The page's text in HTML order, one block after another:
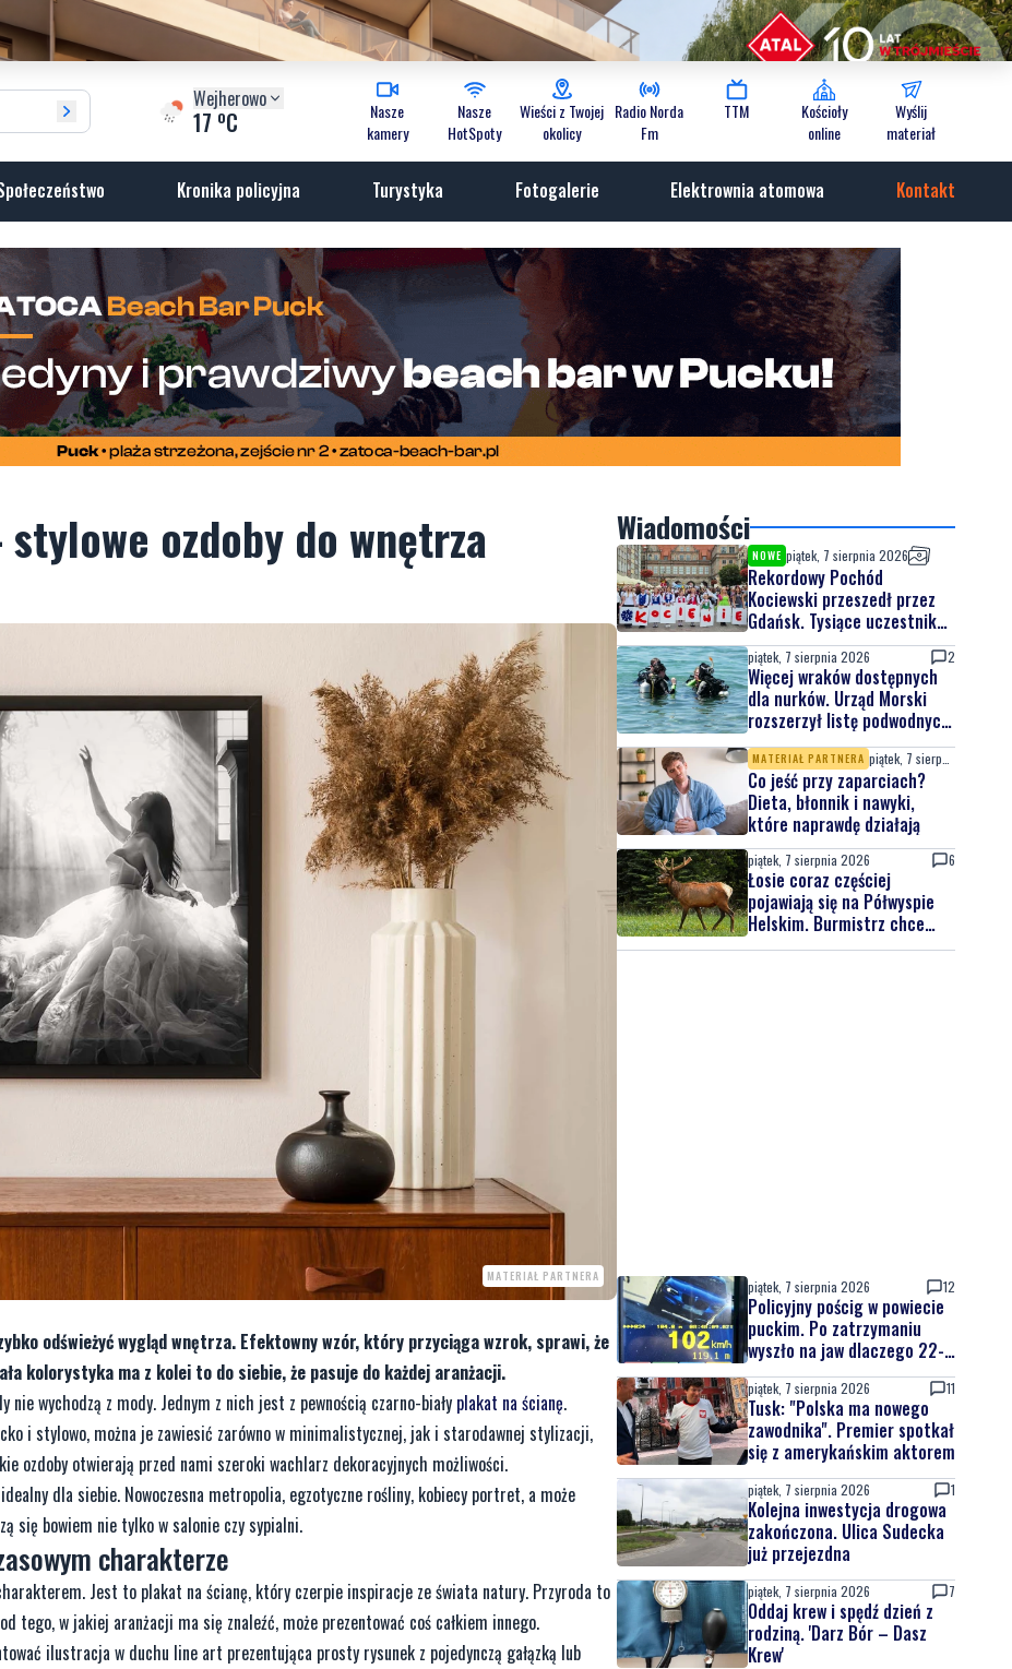
Wejherowo
17 oC
Nasze
kamery
Nasze
HotSpoty
Wieści z Twojej
okolicy
Radio Norda
Fm
TTM
Kościoły
online
Wyślij
materiał
Kronika policyjna Turystyka Fotogalerie Elektrownia atomowa Kontakt
ozdoby do wnętrza
MATERIAŁ PARTNERA
odświeżyć wygląd wnętrza. Efektowny wzór, który przyciąga wzrok, sprawi, że
kolorystyka ma z kolei to do siebie, że pasuje do każdej aranżacji.
wychodzą z mody. Jednym z nich jest z pewnością czarno-biały plakat na ścianę.
i stylowo, można je zawiesić zarówno w minimalistycznej, jak i starodawnej stylizacji,
ozdoby otwierają przed nami szeroki wachlarz dekoracyjnych możliwości.
dla siebie. Nowoczesna metropolia, egzotyczne rośliny, kobiecy portret, a może
się bowiem nie tylko w salonie czy sypialni.
charakterze
Jest to plakat na ścianę, który czerpie inspiracje ze świata natury. Przyroda to
tego, w jakiej aranżacji ma się znaleźć, może prezentować coś całkiem innego.
ilustracja w duchu line art prezentująca prosty rysunek z pojedynczą gałązką lub
Wiadomości
NOWE piątek, 7 sierpnia 2026
Rekordowy Pochód
Kociewski przeszedł przez
Gdańsk. Tysiące uczestników
na jubileuszowej edycji
piątek, 7 sierpnia 2026 2
Więcej wraków dostępnych
dla nurków. Urząd Morski
rozszerzył listę podwodnych
atrakcji
MATERIAŁ PARTNERA
Co jeść przy zaparciach?
Dieta, błonnik i nawyki,
które naprawdę działają
piątek, 7 sierpnia 2026 6
Łosie coraz częściej
pojawiają się na Półwyspie
Helskim. Burmistrz chce
nowych znaków drogowych
piątek, 7 sierpnia 2026 12
Policyjny pościg w powiecie
puckim. Po zatrzymaniu
wyszło na jaw dlaczego 22-
latek uciekał
piątek, 7 sierpnia 2026 11
Tusk: "Polska ma nowego
zawodnika". Premier spotkał
się z amerykańskim aktorem
piątek, 7 sierpnia 2026 1
Kolejna inwestycja drogowa
zakończona. Ulica Sudecka
już przejezdna
piątek, 7 sierpnia 2026 7
Oddaj krew i spędź dzień z
rodziną. 'Darz Bór – Dasz
Krew'